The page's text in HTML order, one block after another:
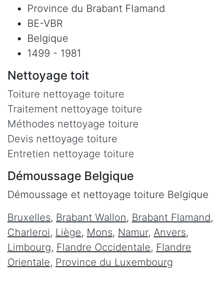
Province du Brabant Flamand
BE-VBR
Belgique
1499 - 1981
Nettoyage toit
Toiture nettoyage toiture
Traitement nettoyage toiture
Méthodes nettoyage toiture
Devis nettoyage toiture
Entretien nettoyage toiture
Démoussage Belgique
Démoussage et nettoyage toiture Belgique
Bruxelles, Brabant Wallon, Brabant Flamand,
Charleroi, Liège, Mons, Namur, Anvers,
Limbourg, Flandre Occidentale, Flandre
Orientale, Province du Luxembourg